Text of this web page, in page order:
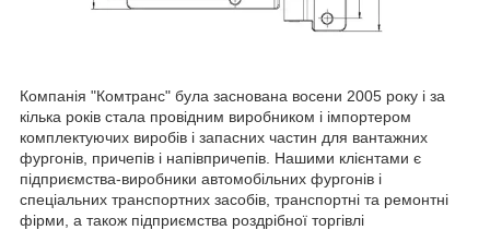
Компанія "Комтранс" була заснована восени 2005 року і за
кілька років стала провідним виробником і імпортером
комплектуючих виробів і запасних частин для вантажних
фургонів, причепів і напівпричепів. Нашими клієнтами є
підприємства-виробники автомобільних фургонів і
спеціальних транспортних засобів, транспортні та ремонтні
фірми, а також підприємства роздрібної торгівлі